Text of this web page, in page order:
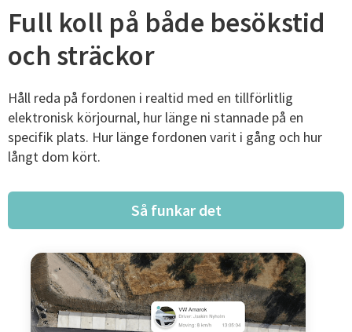
Full koll på både besökstid
och sträckor
Håll reda på fordonen i realtid med en tillförlitlig
elektronisk körjournal, hur länge ni stannade på en
specifik plats. Hur länge fordonen varit i gång och hur
långt dom kört.
Så funkar det